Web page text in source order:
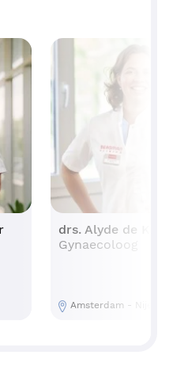
drs. Alyde de
Gynaecoloog
Amsterdam -